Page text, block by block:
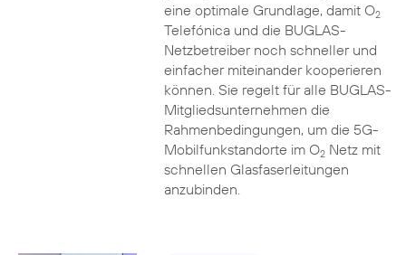
eine optimale Grundlage, damit O2
Telefónica und die BUGLAS-
Netzbetreiber noch schneller und
einfacher miteinander kooperieren
können. Sie regelt für alle BUGLAS-
Mitgliedsunternehmen die
Rahmenbedingungen, um die 5G-
Mobilfunkstandorte im O2Netz mit
schnellen Glasfaserleitungen
anzubinden.